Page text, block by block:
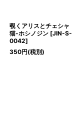
覗くアリスとチェシャ
猫-ホシノジン [JIN-S-
0042]
350円(税別)